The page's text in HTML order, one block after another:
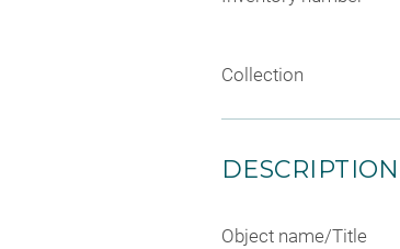
Collection
DESCRIPTION
Object name/Title